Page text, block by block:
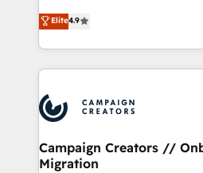
transformation process A
implement HubSpot
record of business
approach has helped brands
technologies and automating
sales processes to generate
from Strategy to Operations.
onboarding and
extensive experience working
and manufacturers since
empowering our clients and
autonomy. Get to grips with
Elite4.9
Campaign Creators //
Migration